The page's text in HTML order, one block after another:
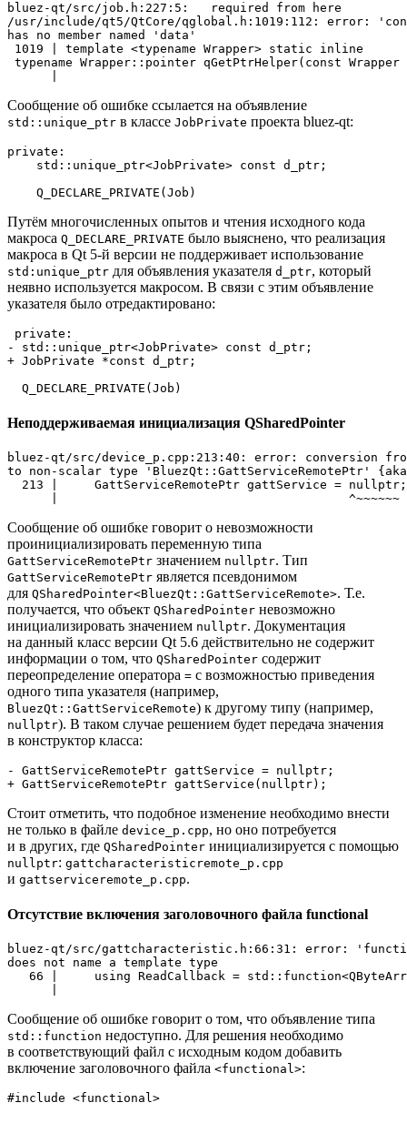
bluez-qt/src/job.h:227:5:   required from here
/usr/include/qt5/QtCore/qglobal.h:1019:112: error:
has no member named 'data'
1019 | template <typename Wrapper> static inline
typename Wrapper::pointer qGetPtrHelper(const
Сообщение об ошибке ссылается на объявление
std::unique_ptr в классе JobPrivate проекта bluez-qt:
private :
    std::unique_ptr<JobPrivate>
const d_ptr;
Q_DECLARE_PRIVATE
Путём многочисленных опытов и чтения исходного кода
макроса Q_DECLARE_PRIVATE было выяснено, что реализация
макроса в Qt 5-й версии не поддерживает использование
std:unique_ptr для объявления указателя d_ptr, который
неявно используется макросом. В связи с этим объявление
указателя было отредактировано:
- std::unique_ptr<JobPrivate> const d_ptr;
+ JobPrivate *const d_ptr;
Неподдерживаемая инициализация QSharedPointer
bluez-qt/src/device_p.cpp:213:40: error: conversion
to non-scalar type 'BluezQt::GattServiceRemotePtr'
  213 |     GattServiceRemotePtr gattService = nullptr;
Сообщение об ошибке говорит о невозможности
проинициализировать переменную типа
GattServiceRemotePtr значением nullptr. Тип
GattServiceRemotePtr является псевдонимом
для QSharedPointer<BluezQt::GattServiceRemote>. Т.е.
получается, что объект QSharedPointer невозможно
инициализировать значением nullptr. Документация
на данный класс версии Qt 5.6 действительно не содержит
информации о том, что QSharedPointer содержит
переопределение оператора = с возможностью приведения
одного типа указателя (например,
BluezQt::GattServiceRemote) к другому типу (например,
nullptr). В таком случае решением будет передача значения
в конструктор класса:
- GattServiceRemotePtr gattService = nullptr;
+ GattServiceRemotePtr gattService(nullptr);
Стоит отметить, что подобное изменение необходимо внести
не только в файле device_p.cpp, но оно потребуется
и в других, где QSharedPointer инициализируется с помощью
nullptr: gattcharacteristicremote_p.cpp
и gattserviceremote_p.cpp.
Отсутствие включения заголовочного файла functional
bluez-qt/src/gattcharacteristic.h:66:31: error:
does not name a template type
66 |     using ReadCallback =
Сообщение об ошибке говорит о том, что объявление типа
std::function недоступно. Для решения необходимо
в соответствующий файл с исходным кодом добавить
включение заголовочного файла <functional>:
#include <functional>